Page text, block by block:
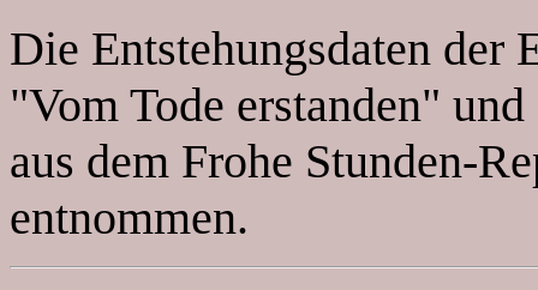
Die Entstehungsdaten der
"Vom Tode erstanden"
aus dem Frohe Stunden-
entnommen.